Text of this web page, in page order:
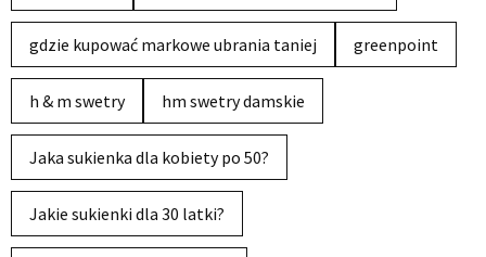
gdzie kupować markowe ubrania taniej greenpoint
h & m swetry hm swetry damskie
Jaka sukienka dla kobiety po 50?
Jakie sukienki dla 30 latki?